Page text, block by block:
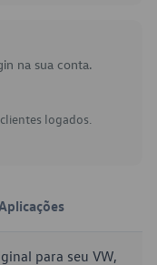
na sua conta.
logados.
para seu VW,